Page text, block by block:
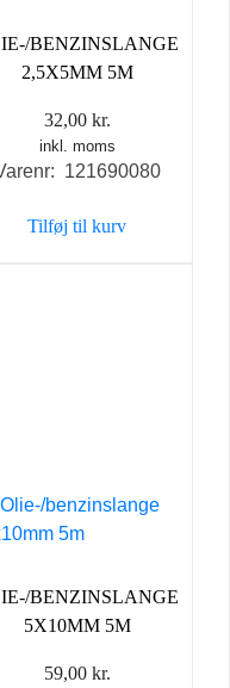
BENZINSLANGE
2,5X5MM 5M
32,00 kr.
inkl. moms
121690080
Tilføj til kurv
BENZINSLANGE
5X10MM 5M
59,00 kr.